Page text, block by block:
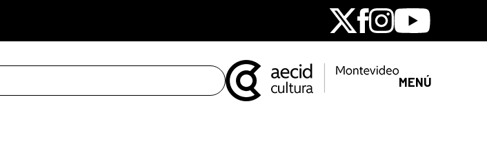
X Facebook
Instagram
Youtube
MENÚ